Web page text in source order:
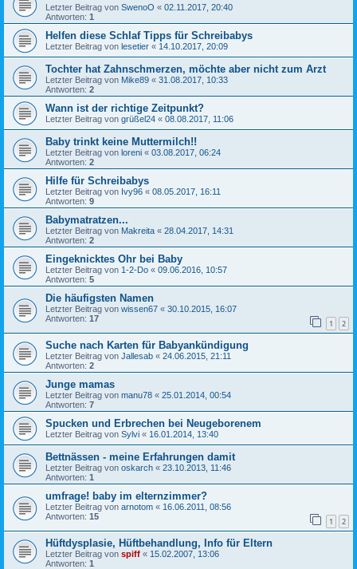
Letzter Beitrag von SwenoO « 02.11.2017, 20:40
Antworten: 1
Helfen diese Schlaf Tipps für Schreibabys
Letzter Beitrag von lesetier « 14.10.2017, 20:09
Tochter hat Zahnschmerzen, möchte aber nicht zum Arzt
Letzter Beitrag von Mike89 « 31.08.2017, 10:33
Antworten: 2
Wann ist der richtige Zeitpunkt?
Letzter Beitrag von grüßel24 « 08.08.2017, 11:06
Baby trinkt keine Muttermilch!!
Letzter Beitrag von loreni « 03.08.2017, 06:24
Antworten: 2
Hilfe für Schreibabys
Letzter Beitrag von Ivy96 « 08.05.2017, 16:11
Antworten: 9
Babymatratzen...
Letzter Beitrag von Makreita « 28.04.2017, 14:31
Antworten: 2
Eingeknicktes Ohr bei Baby
Letzter Beitrag von 1-2-Do « 09.06.2016, 10:57
Antworten: 5
Die häufigsten Namen
Letzter Beitrag von wissen67 « 30.10.2015, 16:07
Antworten: 17 1 2
Suche nach Karten für Babyankündigung
Letzter Beitrag von Jallesab « 24.06.2015, 21:11
Antworten: 2
Junge mamas
Letzter Beitrag von manu78 « 25.01.2014, 00:54
Antworten: 7
Spucken und Erbrechen bei Neugeborenem
Letzter Beitrag von Sylvi « 16.01.2014, 13:40
Bettnässen - meine Erfahrungen damit
Letzter Beitrag von oskarch « 23.10.2013, 11:46
Antworten: 1
umfrage! baby im elternzimmer?
Letzter Beitrag von arnotom « 16.06.2011, 08:56
Antworten: 15 1 2
Hüftdysplasie, Hüftbehandlung, Info für Eltern
Letzter Beitrag von spiff « 15.02.2007, 13:06
Antworten: 1